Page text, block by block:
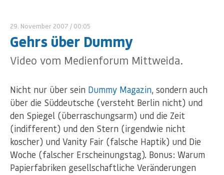
29. November 2007 / 00:05
Gehrs über Dummy
Video vom Medienforum Mittweida.
Nicht nur über sein Dummy Magazin, sondern auch
über die Süddeutsche (versteht Berlin nicht) und
den Spiegel (überraschungsarm) und die Zeit
(indifferent) und den Stern (irgendwie nicht
koscher) und Vanity Fair (falsche Haptik) und Die
Woche (falscher Erscheinungstag). Bonus: Warum
Papierfabriken gesellschaftliche Veränderungen